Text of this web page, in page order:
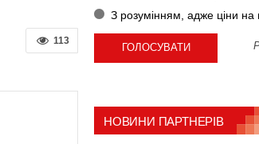
113
З розумінням, адже ціни на
НОВИНИ ПАРТНЕРІВ